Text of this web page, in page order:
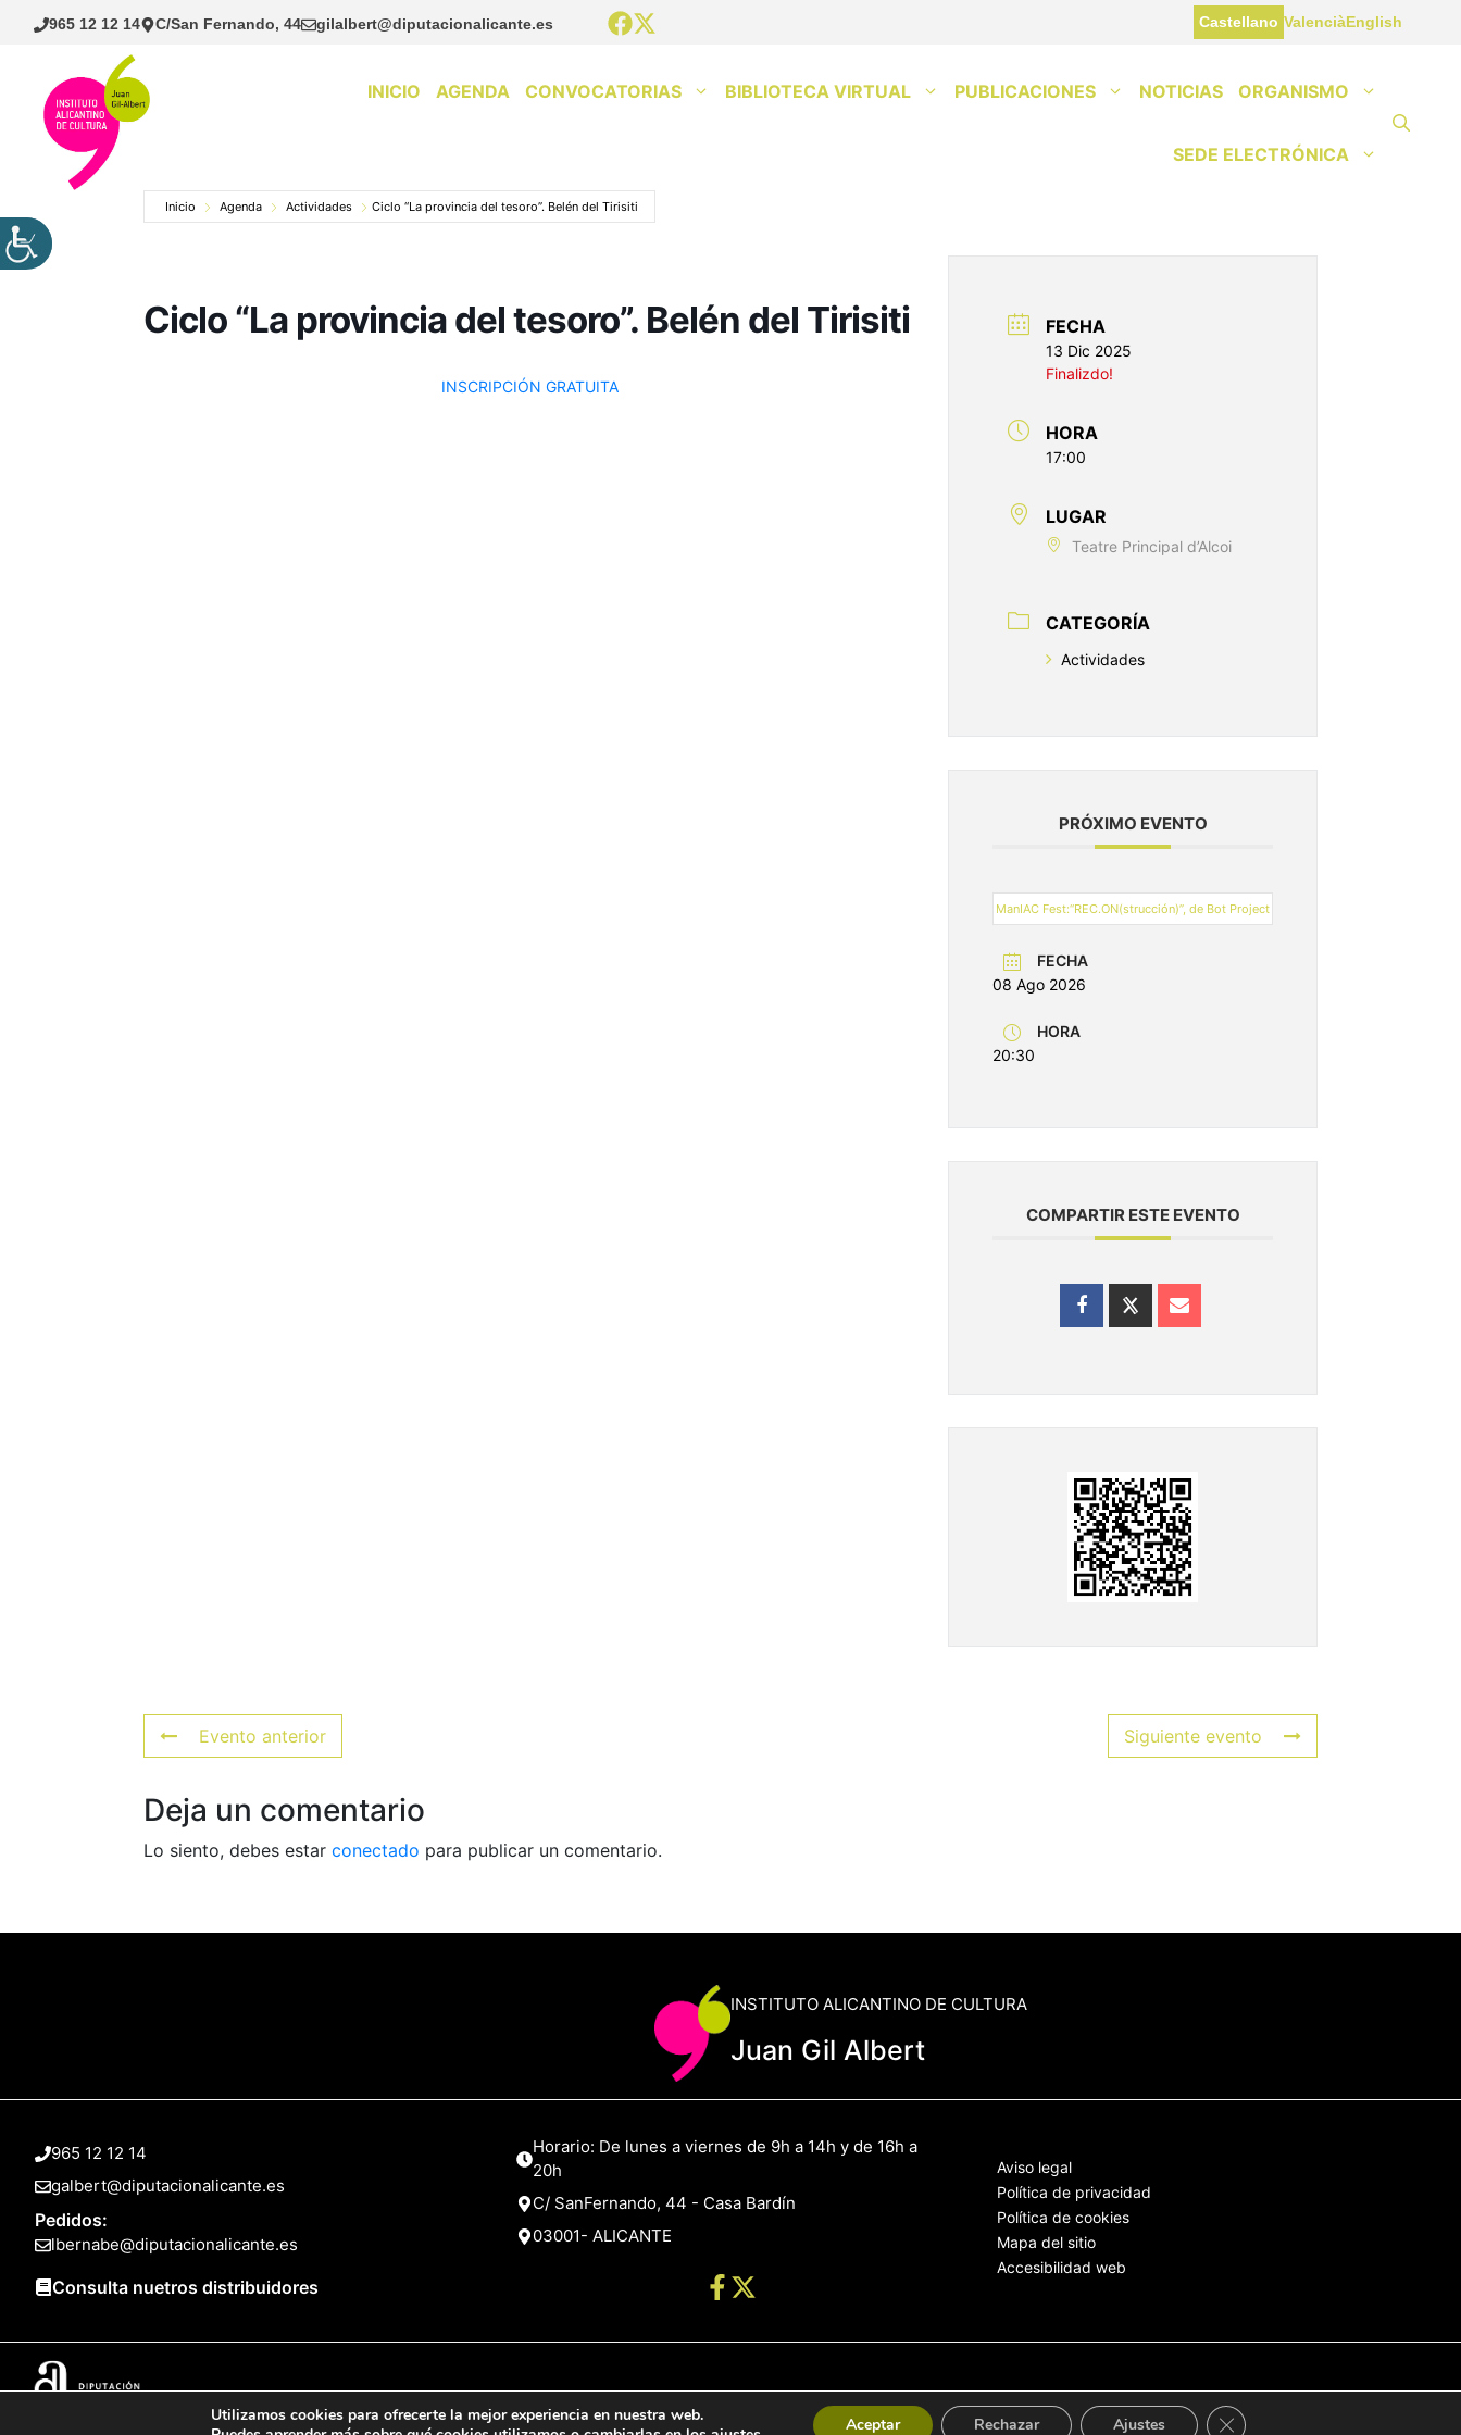
Saltar
965 12 12 14 C/San Fernando, 44 gilalbert@diputacionalicante.es Castellano ValenciàEnglish
INICIO AGENDA CONVOCATORIAS BIBLIOTECA VIRTUAL PUBLICACIONES NOTICIAS ORGANISMO
SEDE ELECTRÓNICA
Inicio Agenda Actividades Ciclo “La provincia del tesoro”. Belén del Tirisiti
Ciclo “La provincia del tesoro”. Belén del Tirisiti
INSCRIPCIÓN GRATUITA
FECHA
13 Dic 2025
Finalizdo!
HORA
17:00
LUGAR
Teatre Principal d’Alcoi
CATEGORÍA
Actividades
PRÓXIMO EVENTO
ManIAC Fest:“REC.ON(strucción)”, de Bot Project
FECHA
08 Ago 2026
HORA
20:30
COMPARTIR ESTE EVENTO
Evento anterior Siguiente evento
Deja un comentario
Lo siento, debes estar conectado para publicar un comentario.
INSTITUTO ALICANTINO DE CULTURA
Juan Gil Albert
965 12 12 14
galbert@diputacionalicante.es
Pedidos:
lbernabe@diputacionalicante.es
Consulta nuetros distribuidores
Horario: De lunes a viernes de 9h a 14h y de 16h a
20h
C/ SanFernando, 44 - Casa Bardín
03001- ALICANTE
Aviso legal
Política de privacidad
Política de cookies
Mapa del sitio
Accesibilidad web
© 2025 Web desarrollada por el Servicio de Informática de Diputación de Alicante
Utilizamos cookies para ofrecerte la mejor experiencia en nuestra web.
Aceptar Rechazar Ajustes Cerrar el banner de cookies RGPD